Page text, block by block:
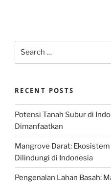
RECENT POSTS
Potensi Tanah Subur di
Dimanfaatkan
Mangrove Darat:
Dilindungi di Indonesia
Pengenalan Lahan Basah: